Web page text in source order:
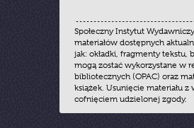
Społeczny Instytut
materiałów dostępnych
jak: okładki, fragmenty tekstu,
mogą zostać wykorzystane w
bibliotecznych (OPAC) oraz
książek. Usunięcie materiału
cofnięciem udzielonej zgody.